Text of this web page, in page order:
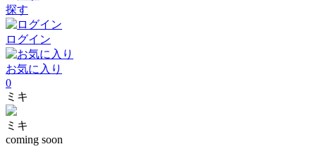
探す
ログイン
お気に入り
0
ミキ
ミキ
coming soon